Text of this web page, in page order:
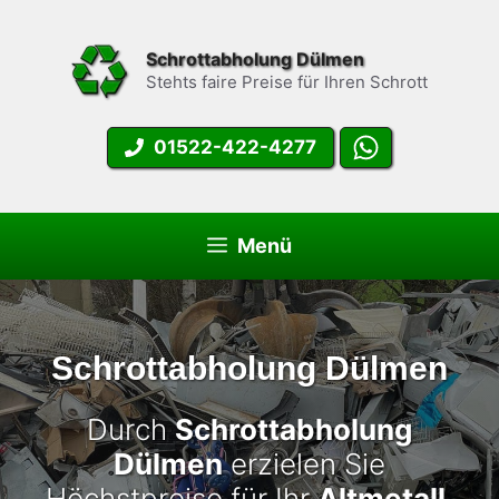
springen
Schrottabholung Dülmen
Stehts faire Preise für Ihren Schrott
01522-422-4277
Menü
Schrottabholung Dülmen
DurchSchrottabholung
Dülmenerzielen Sie